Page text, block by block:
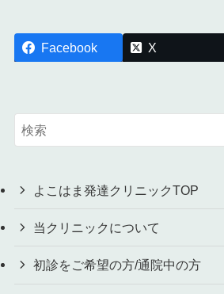
Facebook X
よこはま発達クリニックTOP
当クリニックについて
初診をご希望の方/通院中の方